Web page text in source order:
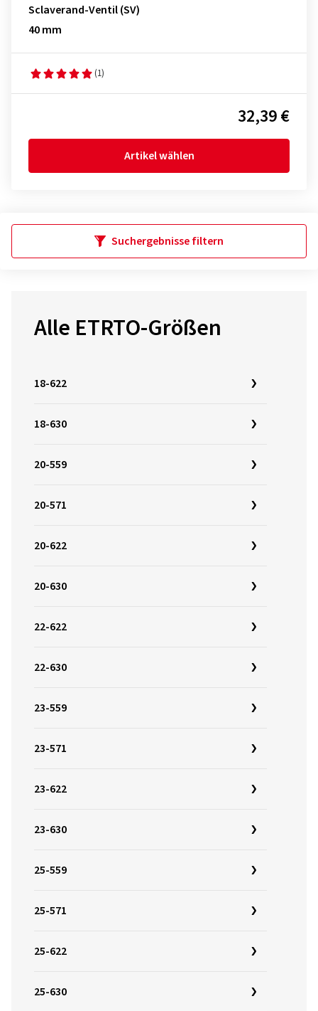
Sclaverand-Ventil (SV)
40 mm
(1)
32,39 €
Artikel wählen
Suchergebnisse filtern
Alle ETRTO-Größen
18-622
18-630
20-559
20-571
20-622
20-630
22-622
22-630
23-559
23-571
23-622
23-630
25-559
25-571
25-622
25-630